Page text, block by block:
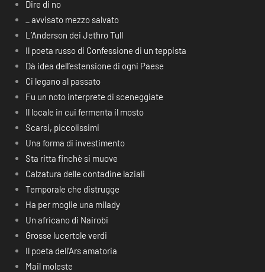
Dire di no
_ avvisato mezzo salvato
L’Anderson dei Jethro Tull
Il poeta russo di Confessione di un teppista
Dà idea dell’estensione di ogni Paese
Ci legano al passato
Fu un noto interprete di sceneggiate
Il locale in cui fermenta il mosto
Scarsi, piccolissimi
Una forma di investimento
Sta ritta finchè si muove
Calzatura delle contadine laziali
Temporale che distrugge
Ha per moglie una milady
Un africano di Nairobi
Grosse lucertole verdi
Il poeta dell’Ars amatoria
Mail moleste